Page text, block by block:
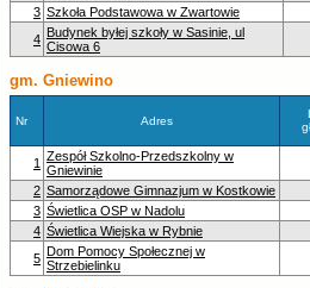
3 Szkoła Podstawowa w Zwartowie
4 Budynek byłej szkoły w Sasinie, ul
Cisowa 6
gm. Gniewino
Nr Adres
1 Zespół Szkolno-Przedszkolny w
Gniewinie
2 Samorządowe Gimnazjum w Kostkowie
3 Świetlica OSP w Nadolu
4 Świetlica Wiejska w Rybnie
5 Dom Pomocy Społecznej w
Strzebielinku